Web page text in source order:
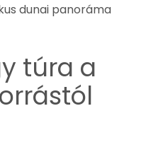
dunai panoráma
túra a